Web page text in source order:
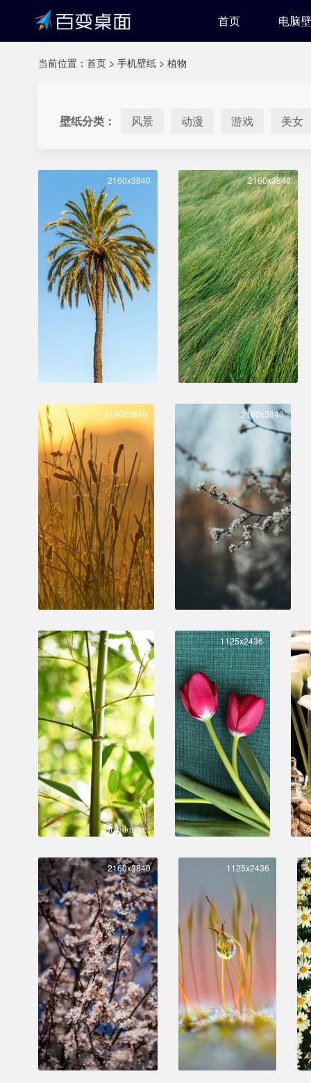
首页 电脑
当前位置： 首页 > 手机壁纸 > 植物
壁纸分类： 风景 动漫 游戏 美女
2160x3840 2160x3840
2160x3840 2160x3840
2160x3840 1125x2436
2160x3840 1125x2436